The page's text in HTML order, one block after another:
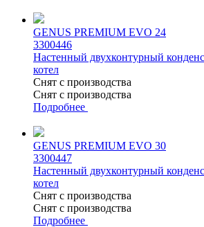
GENUS PREMIUM EVO 24
3300446
Настенный двухконтурный
котел
Снят с производства
Снят с производства
Подробнее
GENUS PREMIUM EVO 30
3300447
Настенный двухконтурный
котел
Снят с производства
Снят с производства
Подробнее